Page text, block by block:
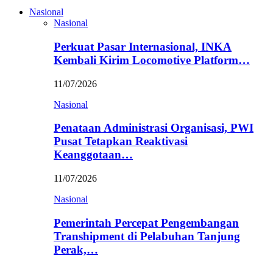
Nasional
Nasional
Perkuat Pasar Internasional, INKA
Kembali Kirim Locomotive Platform…
11/07/2026
Nasional
Penataan Administrasi Organisasi, PWI
Pusat Tetapkan Reaktivasi
Keanggotaan…
11/07/2026
Nasional
Pemerintah Percepat Pengembangan
Transhipment di Pelabuhan Tanjung
Perak,…